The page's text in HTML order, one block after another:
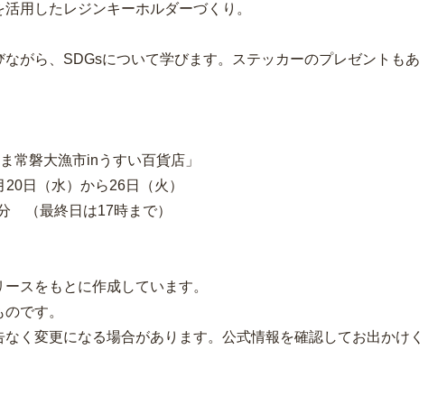
用したレジンキーホルダーづくり。
がら、SDGsについて学びます。ステッカーのプレゼントもあ
常磐大漁市inうすい百貨店」
20日（水）から26日（火）
（最終日は17時まで）
ースをもとに作成しています。
です。
く変更になる場合があります。公式情報を確認してお出かけく